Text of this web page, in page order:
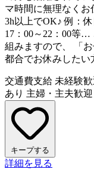
マ時間に無理なくお
3h以上でOK♪ 例：
17：00～22：00等
組みますので、 「
都合でお休みしたい
交通費支給 未経験歓
あり 主婦・主夫歓迎
キープする
詳細を見る